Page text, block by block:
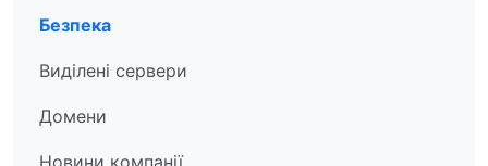
Безпека
Виділені сервери
Домени
Новини компанії